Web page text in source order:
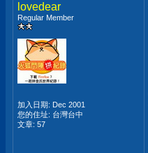
lovedear
Regular Member
加入日期: Dec 2001
您的住址: 台灣台中
文章: 57